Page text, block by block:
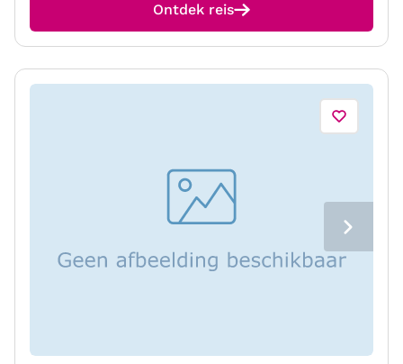
Ontdek reis